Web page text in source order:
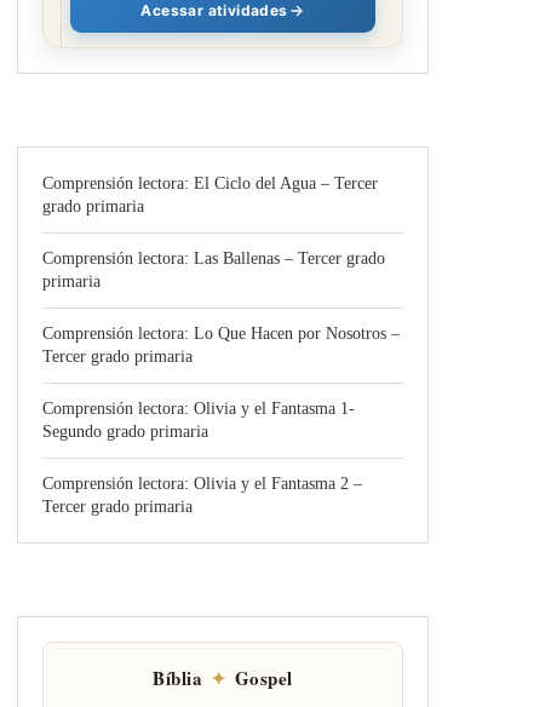
Acessar atividades
Comprensión lectora: El Ciclo del Agua – Tercer
grado primaria
Comprensión lectora: Las Ballenas – Tercer grado
primaria
Comprensión lectora: Lo Que Hacen por Nosotros –
Tercer grado primaria
Comprensión lectora: Olivia y el Fantasma 1-
Segundo grado primaria
Comprensión lectora: Olivia y el Fantasma 2 –
Tercer grado primaria
Bíblia ✦ Gospel